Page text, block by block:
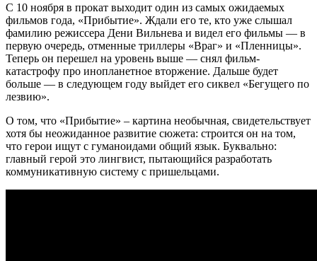
С 10 ноября в прокат выходит один из самых ожидаемых
фильмов года, «Прибытие». Ждали его те, кто уже слышал
фамилию режиссера Дени Вильнева и видел его фильмы — в
первую очередь, отменные триллеры «Враг» и «Пленницы».
Теперь он перешел на уровень выше — снял фильм-
катастрофу про инопланетное вторжение. Дальше будет
больше — в следующем году выйдет его сиквел «Бегущего по
лезвию».
О том, что «Прибытие» – картина необычная, свидетельствует
хотя бы неожиданное развитие сюжета: строится он на том,
что герои ищут с гуманоидами общий язык. Буквально:
главный герой это лингвист, пытающийся разработать
коммуникативную систему с пришельцами.